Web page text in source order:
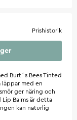
Prishistorik
Burt´s Bees Tinted
läppar med en
ger näring och
Lip Balms är detta
kan naturlig